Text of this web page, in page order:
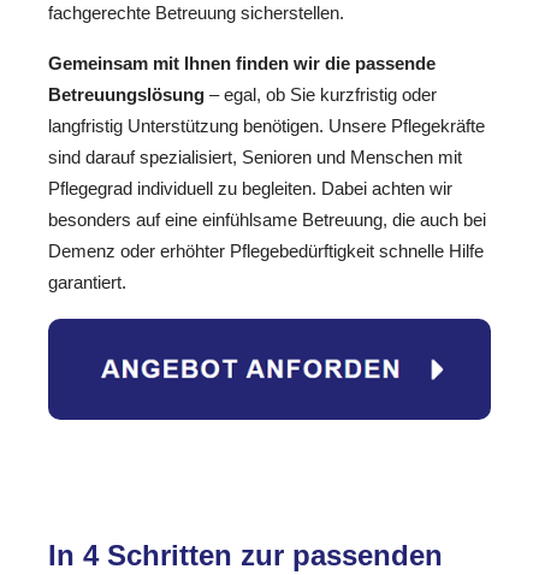
fachgerechte Betreuung sicherstellen.
Gemeinsam mit Ihnen finden wir die passende
Betreuungslösung – egal, ob Sie kurzfristig oder
langfristig Unterstützung benötigen. Unsere Pflegekräfte
sind darauf spezialisiert, Senioren und Menschen mit
Pflegegrad individuell zu begleiten. Dabei achten wir
besonders auf eine einfühlsame Betreuung, die auch bei
Demenz oder erhöhter Pflegebedürftigkeit schnelle Hilfe
garantiert.
In 4 Schritten zur passenden